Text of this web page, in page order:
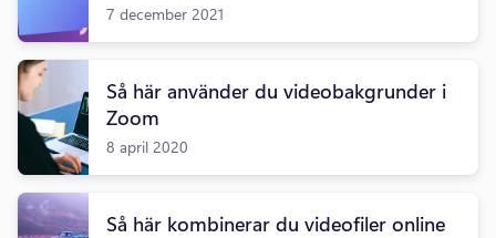
7 december 2021
Så här använder du videobakgrunder i
Zoom
8 april 2020
Så här kombinerar du videofiler online